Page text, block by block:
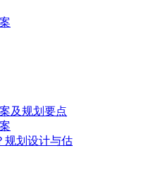
及规划要点
规划设计与估